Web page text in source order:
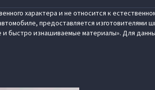
характера и не относится к
предоставляется изготовителями
быстро изнашиваемые материалы». Для